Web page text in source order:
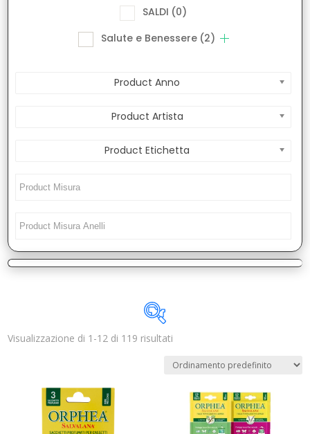
SALDI (0)
Salute e Benessere (2)
Product Anno
Product Artista
Product Etichetta
Categorie prodotto
Visualizzazione di 1-12 di 119 risultati